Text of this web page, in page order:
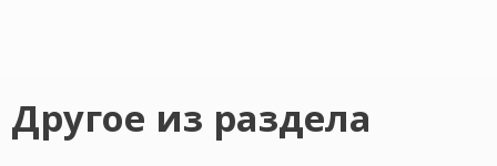
Другое из раздела